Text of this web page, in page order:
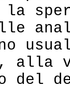
la
alla
del